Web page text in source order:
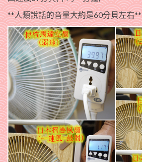
**人類說話的音量大約是60分貝左右**